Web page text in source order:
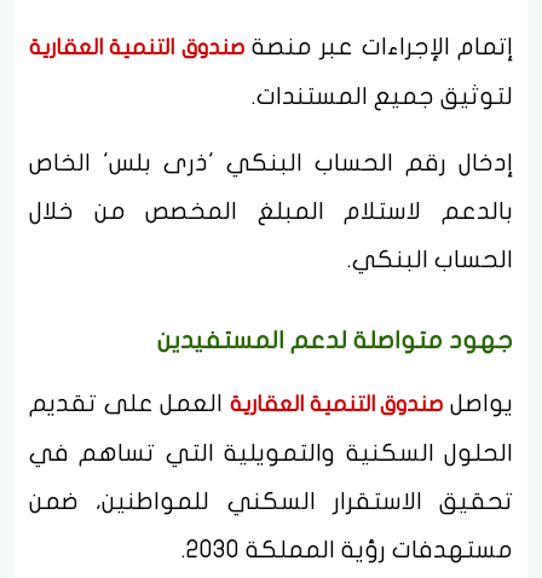
إتمام الإجراءات عبر منصةصندوق التنمية العقارية
لتوثيق جميع المستندات.
إدخال رقم الحساب البنكي 'ذرى بلس' الخاص
بالدعم لاستلام المبلغ المخصص من خلال
الحساب البنكي.
جهود متواصلة لدعم المستفيدين
يواصل صندوق التنمية العقارية العمل على تقديم
الحلول السكنية والتمويلية التي تساهم في
تحقيق الاستقرار السكني للمواطنين، ضمن
مستهدفات رؤية المملكة 2030.